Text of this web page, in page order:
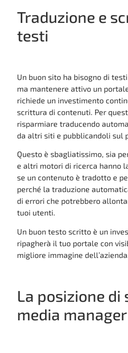
Traduzione e
testi
Un buon sito ha bisogno di
ma mantenere attivo un
richiede un investimento
scrittura di contenuti. Per
risparmiare traducendo
da altri siti e pubblicandoli sul
Questo è sbagliatissimo, sia
e altri motori di ricerca hanno
se un contenuto è tradotto e
perché la traduzione
di errori che potrebbero
tuoi utenti.
Un buon testo scritto è un
ripagherà il tuo portale con
migliore immagine dell’azienda.
La posizione di
media manager